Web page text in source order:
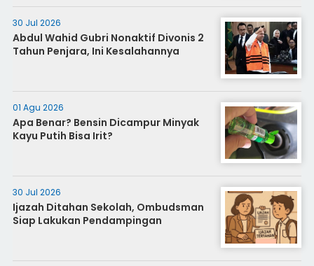
30 Jul 2026
Abdul Wahid Gubri Nonaktif Divonis 2
Tahun Penjara, Ini Kesalahannya
01 Agu 2026
Apa Benar? Bensin Dicampur Minyak
Kayu Putih Bisa Irit?
30 Jul 2026
Ijazah Ditahan Sekolah, Ombudsman
Siap Lakukan Pendampingan